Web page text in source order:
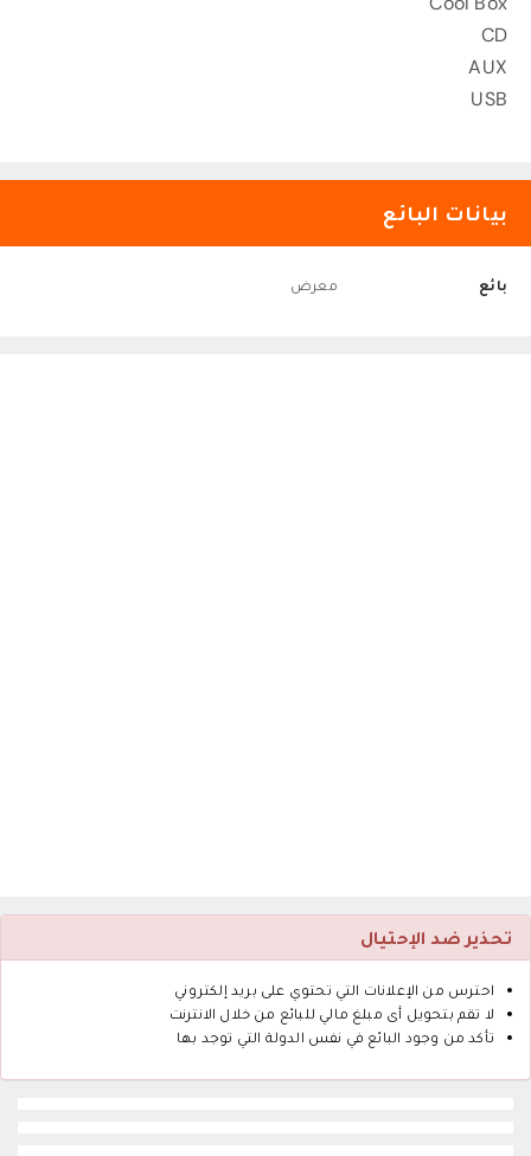
CD
AUX
USB
بيانات البائع
بائع معرض
تحذير ضد الإحتيال
احترس من الإعلانات التي تحتوي على بريد إلكتروني
لا تقم بتحويل أى مبلغ مالي للبائع من خلال الانترنت
تأكد من وجود البائع في نفس الدولة التي توجد بها